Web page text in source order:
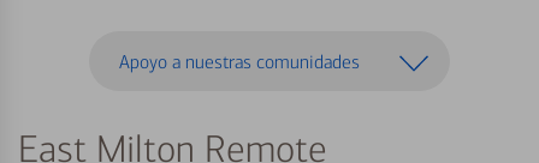
Apoyo a nuestras comunidades
East Milton Remote